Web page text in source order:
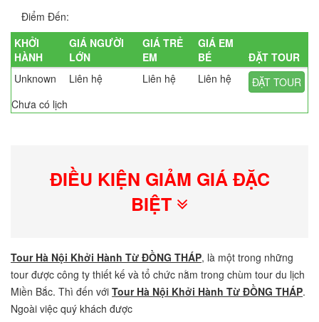
Điểm Đến:
KHỞI
HÀNH
GIÁ NGƯỜI
LỚN
GIÁ TRẺ
EM
GIÁ EM
BÉ
ĐẶT TOUR
Unknown
Liên hệ Liên hệ Liên hệ
ĐẶT TOUR
Chưa có lịch
ĐIỀU KIỆN GIẢM GIÁ ĐẶC
BIỆT
Tour Hà Nội Khởi Hành Từ ĐỒNG THÁP, là một trong những
tour được công ty thiết kế và tổ chức nằm trong chùm tour du lịch
Miền Bắc. Thì đến với Tour Hà Nội Khởi Hành Từ ĐỒNG THÁP.
Ngoài việc quý khách được